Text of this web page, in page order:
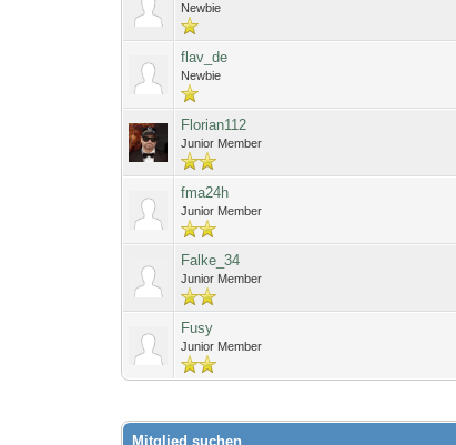
Newbie
flav_de
Newbie
Florian112
Junior Member
fma24h
Junior Member
Falke_34
Junior Member
Fusy
Junior Member
Mitglied suchen